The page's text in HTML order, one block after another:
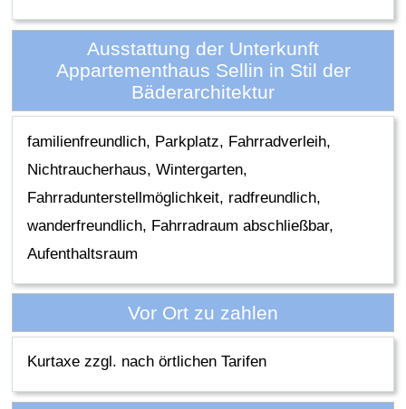
Ausstattung der Unterkunft
Appartementhaus Sellin in Stil der
Bäderarchitektur
familienfreundlich, Parkplatz, Fahrradverleih,
Nichtraucherhaus, Wintergarten,
Fahrradunterstellmöglichkeit, radfreundlich,
wanderfreundlich, Fahrradraum abschließbar,
Aufenthaltsraum
Vor Ort zu zahlen
Kurtaxe zzgl. nach örtlichen Tarifen